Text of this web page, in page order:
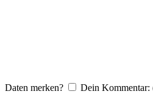
Daten merken? Dein Kommentar: